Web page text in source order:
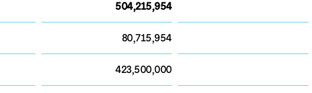
504,215,954
80,715,954
423,500,000